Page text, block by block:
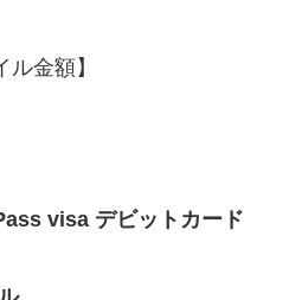
金額】
visa デビットカード